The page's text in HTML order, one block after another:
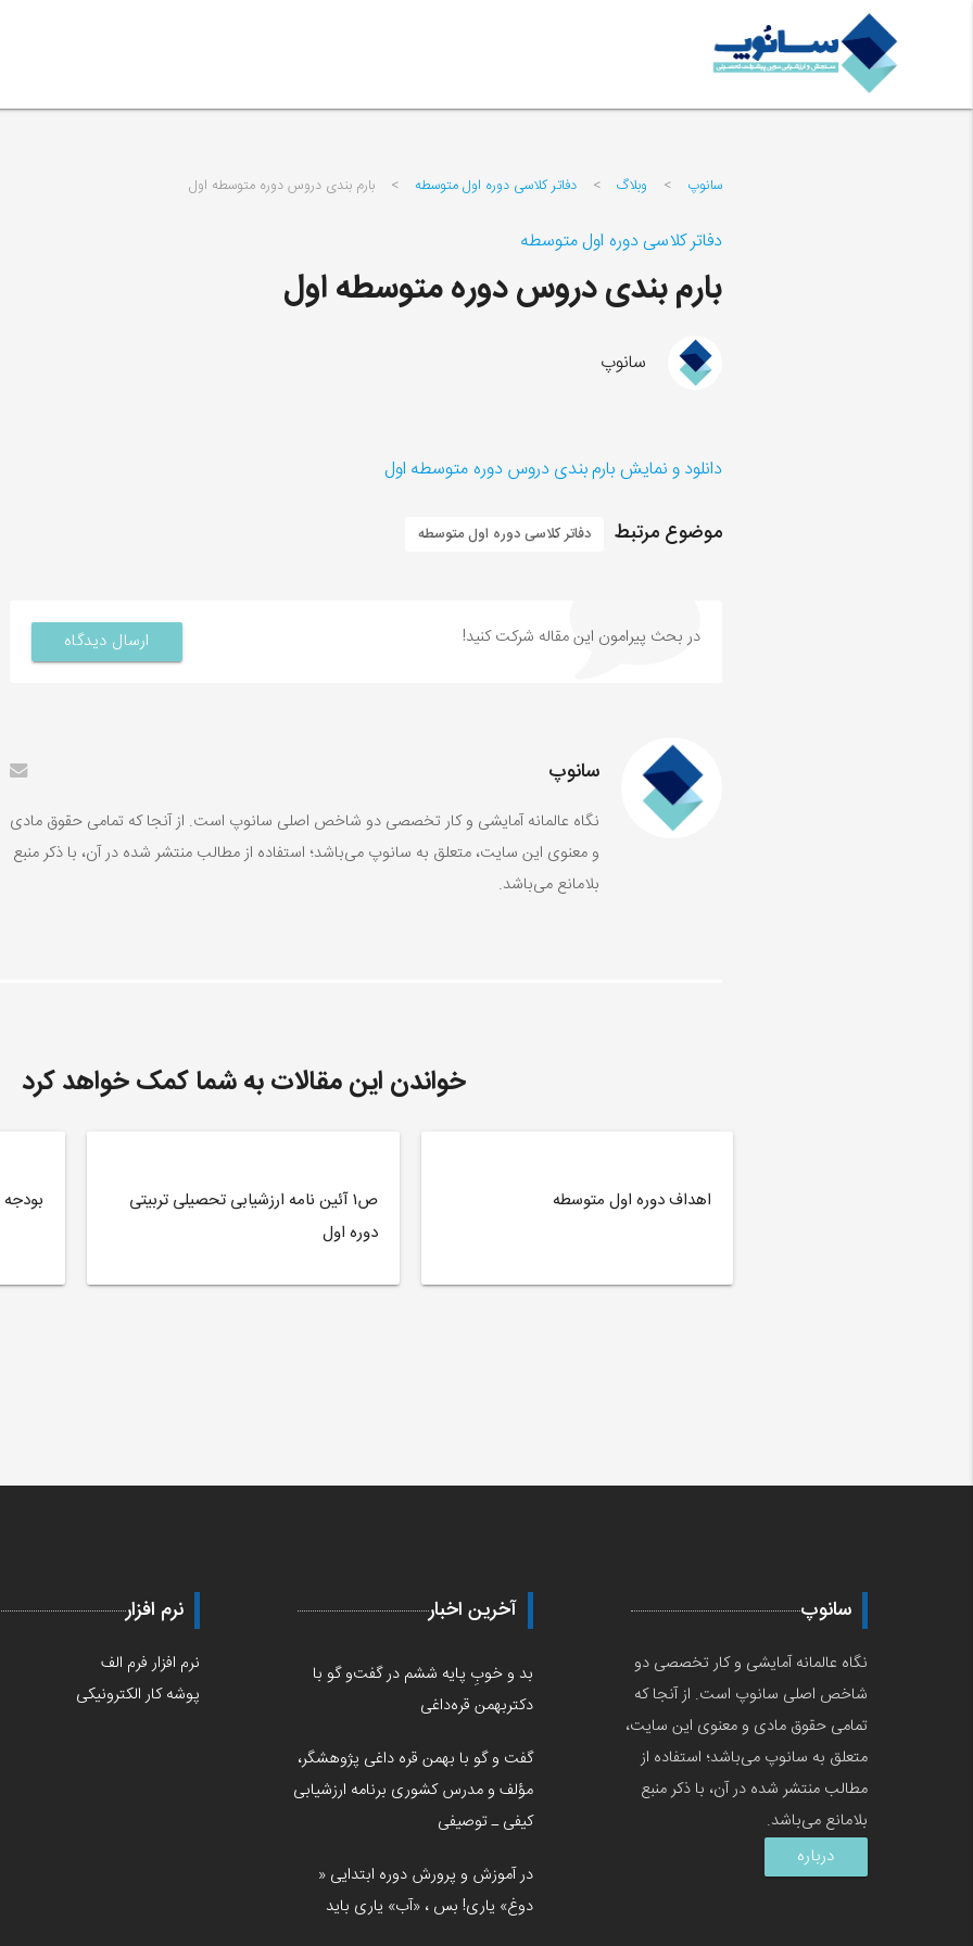
سانوپ > وبلاگ > دفاتر کلاسی دوره اول متوسطه > بارم بندی دروس دوره متوسطه اول
دفاتر کلاسی دوره اول متوسطه
بارم بندی دروس دوره متوسطه اول
سانوپ
دانلود و نمایش بارم بندی دروس دوره متوسطه اول
موضوع مرتبط دفاتر کلاسی دوره اول متوسطه
در بحث‌‌ پیرامون این مقاله شرکت کنید! ارسال دیدگاه
سانوپ
نگاه عالمانه آمایشی و کار تخصصی دو شاخص اصلی سانوپ است. از آنجا که تمامی حقوق مادی
و معنوی این سایت، متعلق به سانوپ می‌باشد؛ استفاده از مطالب منتشر شده در آن، با ذکر منبع
بلامانع می‌باشد.
خواندن این مقالات به شما کمک خواهد کرد
اهداف دوره اول متوسطه
ص۱ آئین نامه ارزشیابی تحصیلی تربیتی
دوره اول
سانوپ
نگاه عالمانه آمایشی و کار تخصصی دو
شاخص اصلی سانوپ است. از آنجا که
تمامی حقوق مادی و معنوی این سایت،
متعلق به سانوپ می‌باشد؛ استفاده از
مطالب منتشر شده در آن، با ذکر منبع
بلامانع می‌باشد.
درباره
آخرین اخبار
بد و خوبِ پایه ششم در گفت‌و گو با
دکتربهمن قره‌داغی
گفت و گو با بهمن قره داغی پژوهشگر،
مؤلف و مدرس کشوری برنامه ارزشیابی
کیفی‌ ـ‌ توصیفی
در آموزش و پرورش دوره ابتدایی «
دوغ» یاری! بس ، «آب» یاری بايد
نرم افزار
نرم افزار فرم الف
پوشه کار الکترونیکی